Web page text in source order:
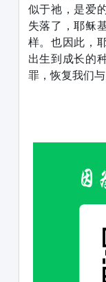
似于祂，是爱
失落了，耶稣
样。也因此，
出生到成长的
罪，恢复我们与